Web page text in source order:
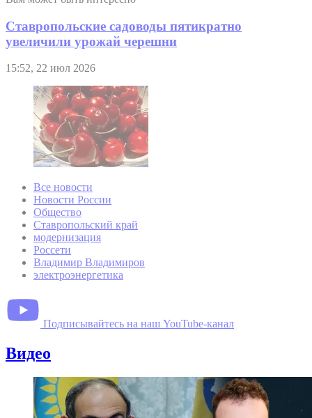
Ставропольские садоводы пятикратно
увеличили урожай черешни
15:52, 22 июл 2026
Все новости
Новости России
Общество
Ставропольский край
модернизация
Россети
Владимир Владимиров
электроэнергетика
Подписывайтесь на наш YouTube-канал
Видео